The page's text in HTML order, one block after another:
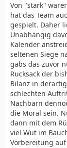
Von "stark"
hat das Team
gespielt. Daher
Unabhängig
Kalender
seltenen Siege
gabs das zuvor
Rucksack der
Bilanz in
schlechten
Nachbarn
die Moral sein.
dann mit dem
viel Wut im
Vorbereitung